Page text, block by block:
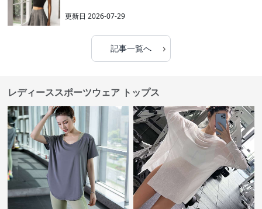
更新日2026-07-29
記事一覧へ ›
レディーススポーツウェア トップス